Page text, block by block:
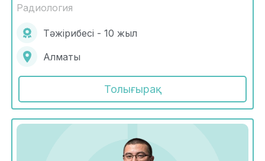
Радиология
Тәжірибесі - 10 жыл
Алматы
Толығырақ